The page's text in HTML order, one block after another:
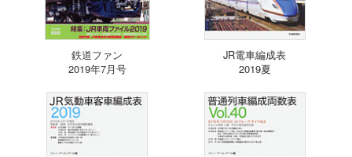
鉄道ファン
2019年7月号
JR電車編成表
2019夏